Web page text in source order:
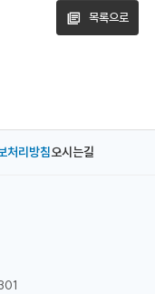
목록으로
처리방침오시는길